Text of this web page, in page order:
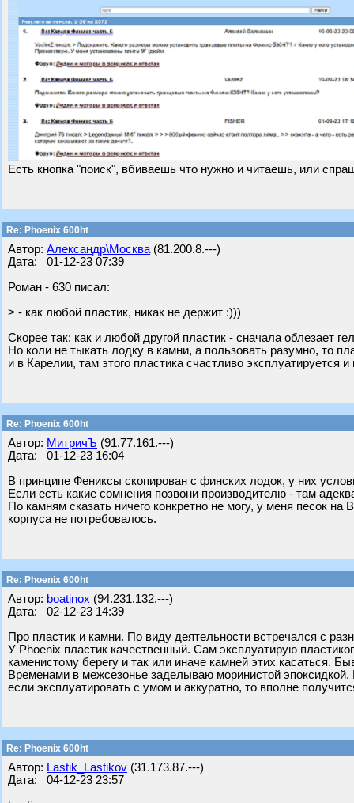
Есть кнопка "поиск", вбиваешь что нужно и читаешь, или
Re: Phoenix 600ht
Автор: Александр\Москва (81.200.8.---)
Дата: 01-12-23 07:39
Роман - 630 писал:
> - как любой пластик, никак не держит :)))
Скорее так: как и любой другой пластик - сначала облезает
Но коли не тыкать лодку в камни, а пользовать разумно, то
и в Карелии, там этого пластика счастливо эксплуатируется
Re: Phoenix 600ht
Автор: МитричЪ (91.77.161.---)
Дата: 01-12-23 16:04
В принципе Фениксы скопирован с финских лодок, у них
Если есть какие сомнения позвони производителю - там
По камням сказать ничего конкретно не могу, у меня песок
корпуса не потребовалось.
Re: Phoenix 600ht
Автор: boatinox (94.231.132.---)
Дата: 02-12-23 14:39
Про пластик и камни. По виду деятельности встречался с
У Phoenix пластик качественный. Сам эксплуатирую
каменистому берегу и так или иначе камней этих касаться.
Временами в межсезонье заделываю моринистой
если эксплуатировать с умом и аккуратно, то вполне
Re: Phoenix 600ht
Автор: Lastik_Lastikov (31.173.87.---)
Дата: 04-12-23 23:57